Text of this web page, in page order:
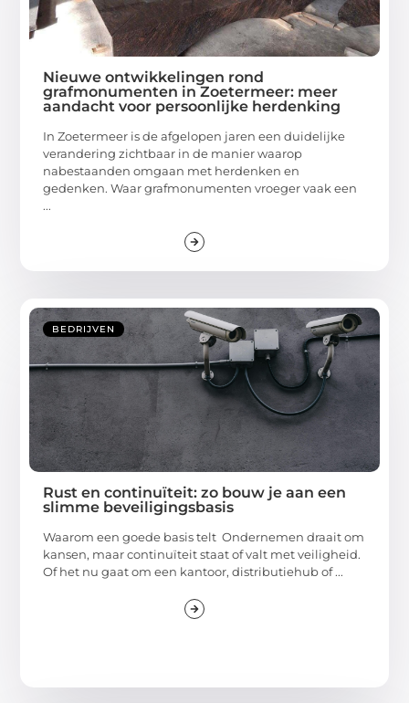
Nieuwe ontwikkelingen rond
grafmonumenten in Zoetermeer: meer
aandacht voor persoonlijke herdenking
In Zoetermeer is de afgelopen jaren een duidelijke
verandering zichtbaar in de manier waarop
nabestaanden omgaan met herdenken en
gedenken. Waar grafmonumenten vroeger vaak een
...
BEDRIJVEN
Rust en continuïteit: zo bouw je aan een
slimme beveiligingsbasis
Waarom een goede basis telt Ondernemen draait om
kansen, maar continuïteit staat of valt met veiligheid.
Of het nu gaat om een kantoor, distributiehub of ...